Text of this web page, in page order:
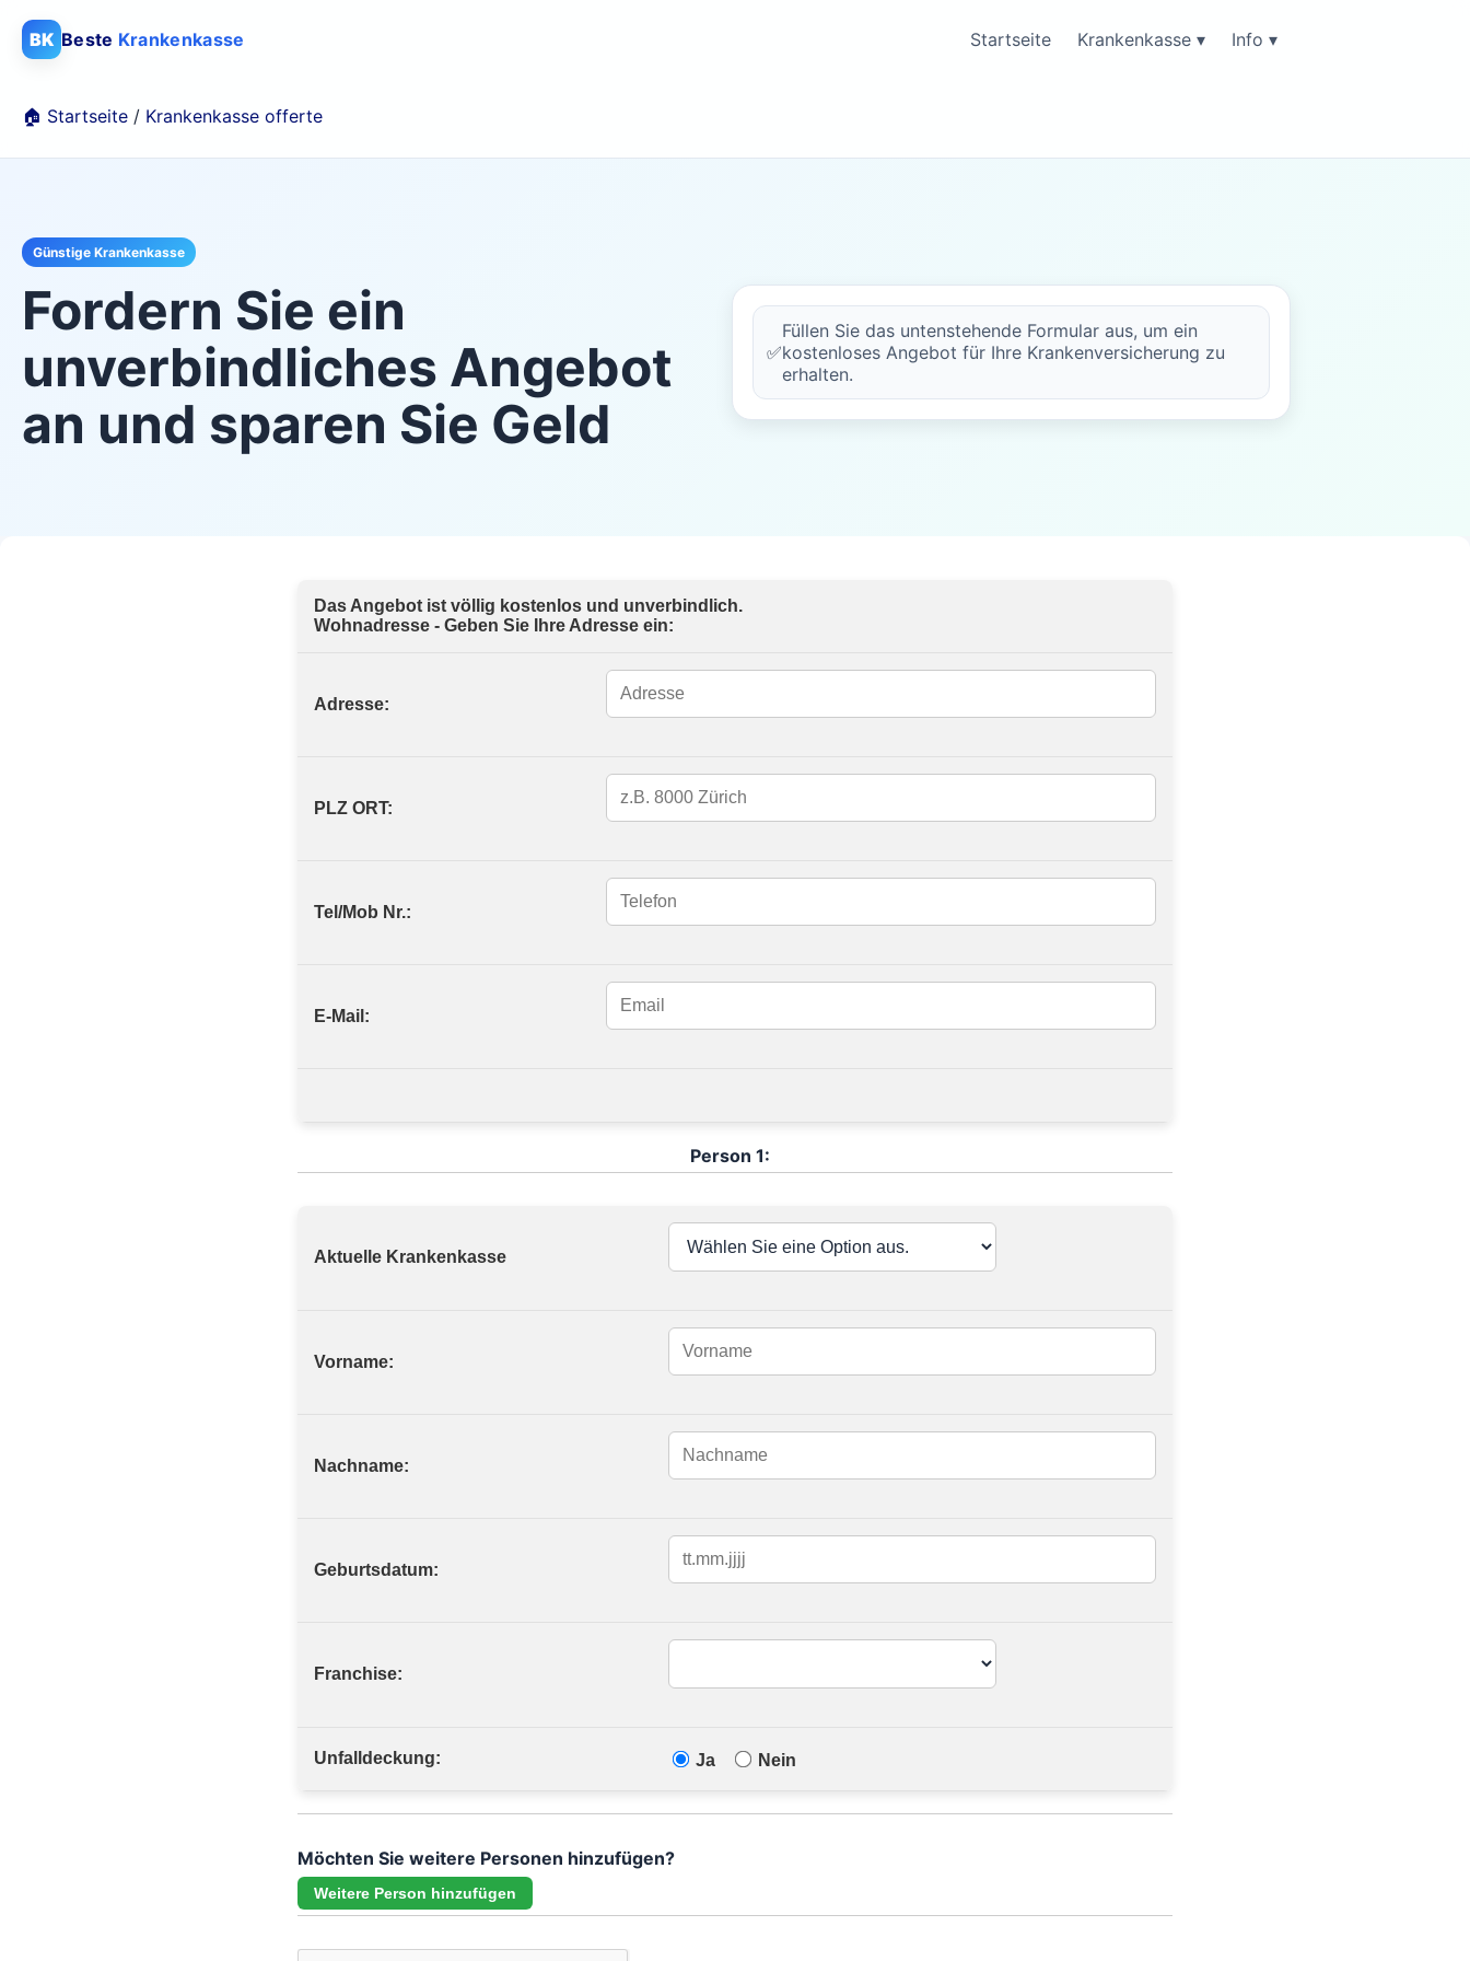
BK Beste Krankenkasse Startseite Krankenkasse ▾ Info ▾
🏠 Startseite / Krankenkasse offerte
Günstige Krankenkasse
Fordern Sie ein
unverbindliches Angebot
an und sparen Sie Geld
✅
Füllen Sie das untenstehende Formular aus, um ein
kostenloses Angebot für Ihre Krankenversicherung zu
erhalten.
Das Angebot ist völlig kostenlos und unverbindlich.
Wohnadresse - Geben Sie Ihre Adresse ein:
Adresse:
PLZ ORT:
Tel/Mob Nr.:
E-Mail:
Person 1:
Aktuelle Krankenkasse
Vorname:
Nachname:
Geburtsdatum:
Franchise:
Unfalldeckung: Ja Nein
Möchten Sie weitere Personen hinzufügen?
Weitere Person hinzufügen